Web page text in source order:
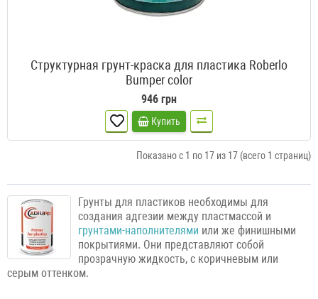
Структурная грунт-краска для пластика Roberlo
Bumper color
946 грн
Купить
Показано с 1 по 17 из 17 (всего 1 страниц)
Грунты для пластиков необходимы для
создания адгезии между пластмассой и
грунтами-наполнителями или же финишными
покрытиями. Они представляют собой
прозрачную жидкость, с коричневым или
серым оттенком.